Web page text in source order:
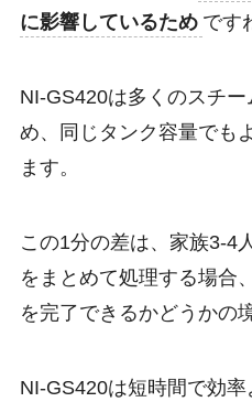
に影響しているため です
NI-GS420は多くのスチ
め、同じタンク容量でも
ます。
この1分の差は、家族3-4
をまとめて処理する場合
を完了できるかどうかの
NI-GS420は短時間で効